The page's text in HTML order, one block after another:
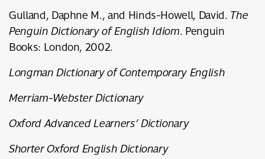
Gulland, Daphne M., and Hinds-Howell, David.The
Penguin Dictionary of English Idiom. Penguin
Books: London, 2002.
Longman Dictionary of Contemporary English
Merriam-Webster Dictionary
Oxford Advanced Learners’ Dictionary
Shorter Oxford English Dictionary